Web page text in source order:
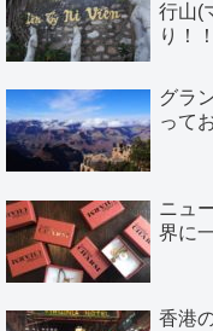
行山(
り！！
グラ
って
ニュ
界に
香港